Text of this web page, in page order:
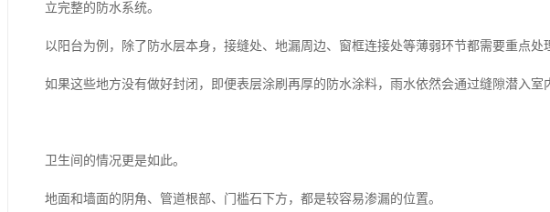
立完整的防水系统。
以阳台为例，除了防水层本身，接缝处、地漏周边、窗框连接处等薄弱环节都需要重点处
如果这些地方没有做好封闭，即便表层涂刷再厚的防水涂料，雨水依然会通过缝隙潜入室
卫生间的情况更是如此。
地面和墙面的阴角、管道根部、门槛石下方，都是较容易渗漏的位置。